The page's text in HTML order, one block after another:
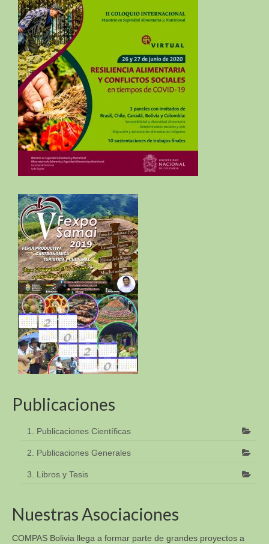
Publicaciones
1. Publicaciones Científicas
2. Publicaciones Generales
3. Libros y Tesis
Nuestras Asociaciones
COMPAS Bolivia llega a formar parte de grandes proyectos a